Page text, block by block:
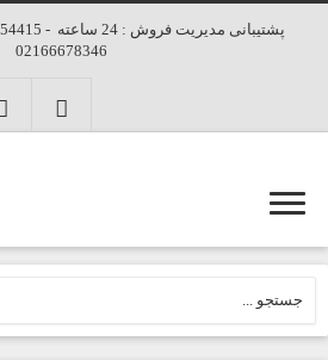
02166678346